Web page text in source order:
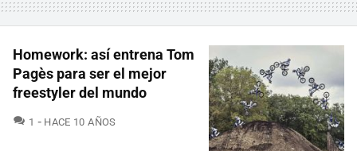
Homework: así entrena Tom
Pagès para ser el mejor
freestyler del mundo
1 COMENTARIOS
HACE 10 AÑOS